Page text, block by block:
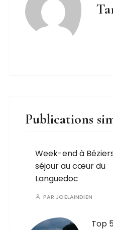
Publications
Week-end à
séjour au cœur du
Languedoc
PAR JOELAINDIEN
Top